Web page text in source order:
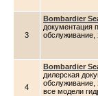
3
Bombardier
документация
обслуживание,
4
Bombardier
дилерская
обслуживание,
все модели